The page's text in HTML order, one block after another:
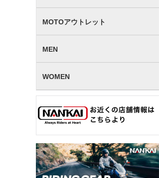
MOTOアウトレット
MEN
WOMEN